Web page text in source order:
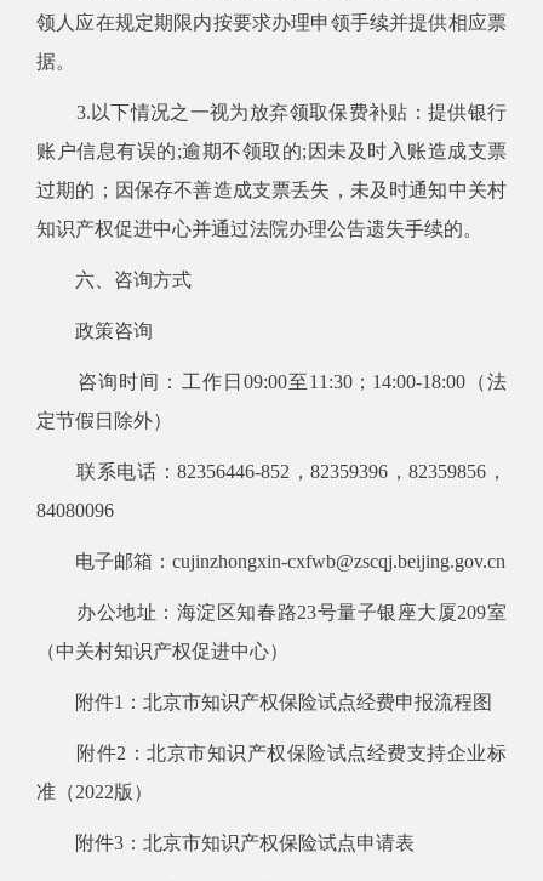
领人应在规定期限内按要求办理申领手续并提供相应票
据。
3.以下情况之一视为放弃领取保费补贴：提供银行
账户信息有误的;逾期不领取的;因未及时入账造成支票
过期的；因保存不善造成支票丢失，未及时通知中关村
知识产权促进中心并通过法院办理公告遗失手续的。
六、咨询方式
政策咨询
咨询时间：工作日09:00至11:30；14:00-18:00（法
定节假日除外）
联系电话：82356446-852 ，82359396，82359856，
84080096
电子邮箱：cujinzhongxin-cxfwb@zscqj.beijing.gov.cn
办公地址：海淀区知春路23号量子银座大厦209室
（中关村知识产权促进中心）
附件1： 北京市知识产权保险试点经费申报流程图
附件2：北京市知识产权保险试点经费支持企业标
准 （2022版 ）
附件3： 北京市知识产权保险试点申请表